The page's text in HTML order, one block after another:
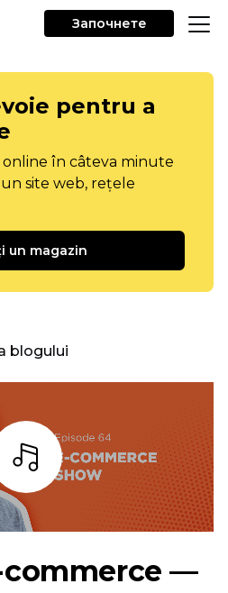
Започнете
pentru a
în câteva minute
site web, rețele
un magazin
blogului
commerce —